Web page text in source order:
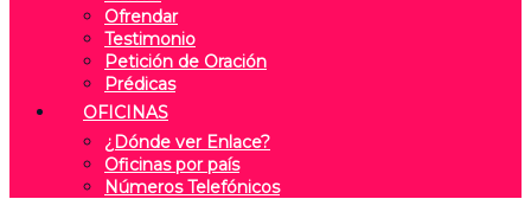
Ofrendar
Testimonio
Petición de Oración
Prédicas
OFICINAS
¿Dónde ver Enlace?
Oficinas por país
Números Telefónicos